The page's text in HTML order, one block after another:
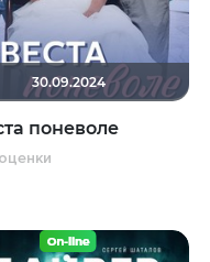
30.09.2024
поневоле